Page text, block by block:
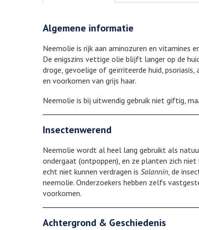
Algemene informatie
Neemolie is rijk aan aminozuren en vitamines
De enigszins vettige olie blijft langer op de
droge, gevoelige of geïrriteerde huid,
en voorkomen van grijs haar.
Neemolie is bij uitwendig gebruik niet giftig,
Insectenwerend
Neemolie wordt al heel lang gebruikt als
ondergaat (ontpoppen), en ze planten zich
echt niet kunnen verdragen is Salannin, de
neemolie. Onderzoekers hebben zelfs
voorkomen.
Achtergrond & Geschiedenis